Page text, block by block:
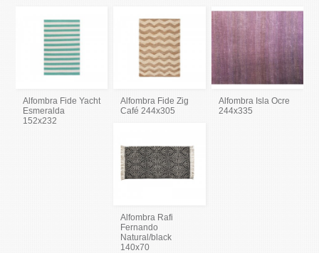
Alfombra Fide Yacht
Esmeralda
152x232
Alfombra Fide Zig
Café 244x305
Alfombra Isla Ocre
244x335
Alfombra Rafi
Fernando
Natural/black
140x70